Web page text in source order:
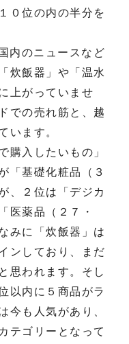
０位の内の半分を
内のニュースなど
炊飯器」や「温水
上がっていませ
での売れ筋と、越
います。
入したいもの」
「基礎化粧品（３
、２位は「デジカ
医薬品（２７・
みに「炊飯器」は
ンしており、まだ
思われます。そし
以内に５商品がラ
今も人気があり、
テゴリーとなって